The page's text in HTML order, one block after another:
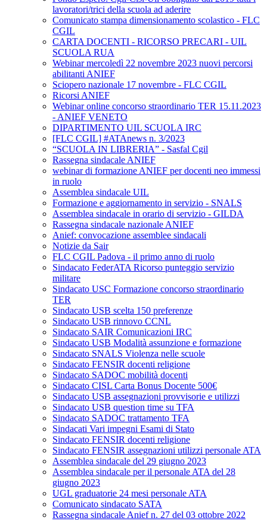
lavoratori/trici della scuola ad aderire
Comunicato stampa dimensionamento scolastico - FLC
CGIL
CARTA DOCENTI - RICORSO PRECARI - UIL
SCUOLA RUA
Webinar mercoledì 22 novembre 2023 nuovi percorsi
abilitanti ANIEF
Sciopero nazionale 17 novembre - FLC CGIL
Ricorsi ANIEF
Webinar online concorso straordinario TER 15.11.2023
- ANIEF VENETO
DIPARTIMENTO UIL SCUOLA IRC
[FLC CGIL] #ATAnews n. 3/2023
“SCUOLA IN LIBRERIA” - Sasfal Cgil
Rassegna sindacale ANIEF
webinar di formazione ANIEF per docenti neo immessi
in ruolo
Assemblea sindacale UIL
Formazione e aggiornamento in servizio - SNALS
Assemblea sindacale in orario di servizio - GILDA
Rassegna sindacale nazionale ANIEF
Anief: convocazione assemblee sindacali
Notizie da Sair
FLC CGIL Padova - il primo anno di ruolo
Sindacato FederATA Ricorso punteggio servizio
militare
Sindacato USC Formazione concorso straordinario
TER
Sindacato USB scelta 150 preferenze
Sindacato USB rinnovo CCNL
Sindacato SAIR Comunicazioni IRC
Sindacato USB Modalità assunzione e formazione
Sindacato SNALS Violenza nelle scuole
Sindacato FENSIR docenti religione
Sindacato SADOC mobilità docenti
Sindacato CISL Carta Bonus Docente 500€
Sindacato USB assegnazioni provvisorie e utilizzi
Sindacato USB question time su TFA
Sindacato SADOC trattamento TFA
Sindacati Vari impegni Esami di Stato
Sindacato FENSIR docenti religione
Sindacato FENSIR assegnazioni utilizzi personale ATA
Assemblea sindacale del 29 giugno 2023
Assemblea sindacale per il personale ATA del 28
giugno 2023
UGL graduatorie 24 mesi personale ATA
Comunicato sindacato SATA
Rassegna sindacale Anief n. 27 del 03 ottobre 2022